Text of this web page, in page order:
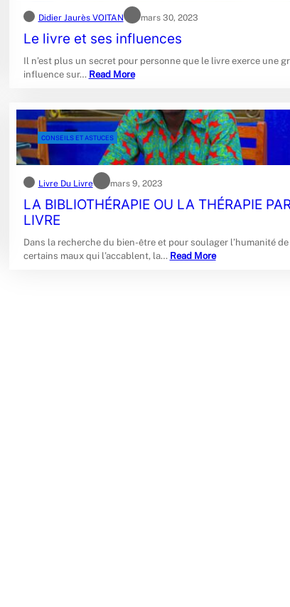
Didier Jaurès VOITAN mars 30, 2023
Le livre et ses influences
Il n’est plus un secret pour personne que le livre exerce une
influence sur… Read More
CONSEILS ET ASTUCES
Livre Du Livre mars 9, 2023
LA BIBLIOTHÉRAPIE OU LA THÉRAPIE
LIVRE
Dans la recherche du bien-être et pour soulager l’humanité de
certains maux qui l’accablent, la… Read More